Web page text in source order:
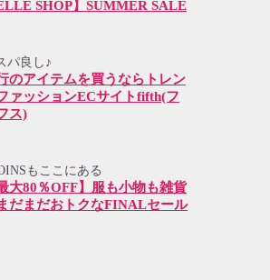
ELLE SHOP】SUMMER SALE
パ良し♪
のアイテムを買うならトレン
ァッションECサイトfifth(フ
ス)
もここにある
大80％OFF】服も小物も雑貨
だまだおトクなFINALセール